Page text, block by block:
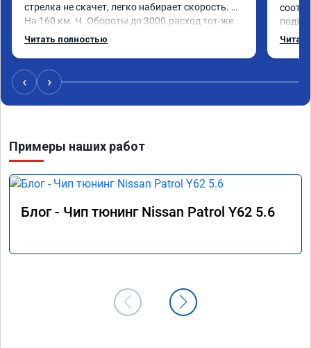
стрелка не скачет, легко набирает скорость.
На 160 км. Ч. Обороты до 3000.расход тот-же
без изменения 12л. Услугой доволен.
Читать полностью
‹ ›
Примеры наших работ
Блог - Чип тюнинг Nissan Patrol Y62 5.6